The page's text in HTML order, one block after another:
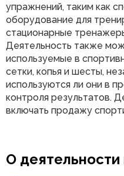
упражнений, таким как
оборудование для
стационарные
Деятельность также
используемые в
сетки, копья и шесты,
используются ли они в
контроля результатов.
включать продажу
О деятельности